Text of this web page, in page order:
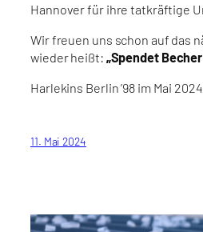
Hannover für ihre tatkräftige
Wir freuen uns schon auf das
wieder heißt: „Spendet
Harlekins Berlin ’98 im Mai 2024
11. Mai 2024